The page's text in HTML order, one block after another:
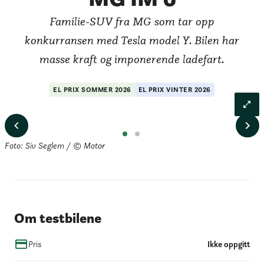
Familie-SUV fra MG som tar opp
konkurransen med Tesla model Y. Bilen har
masse kraft og imponerende ladefart.
EL PRIXSOMMER 2026 EL PRIXVINTER 2026
Foto: Siv Seglem / © Motor
Om testbilene
Pris Ikke oppgitt
Test av lading
Test av bagasjerom